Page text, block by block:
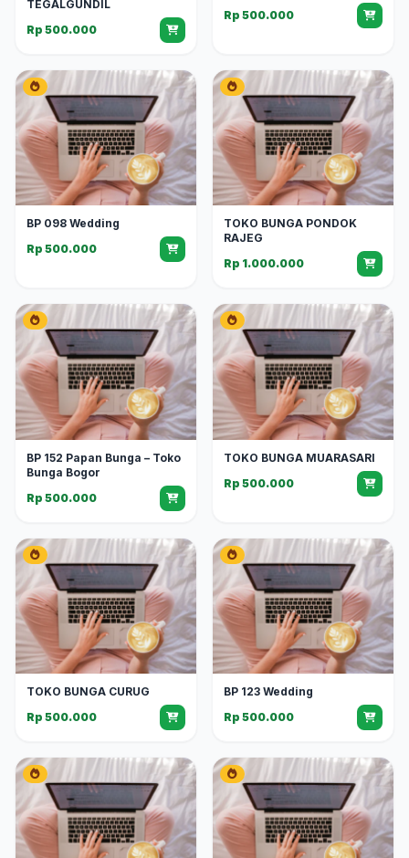
TEGALGUNDIL
Rp 500.000
Rp 500.000
BP 098 Wedding
Rp 500.000
TOKO BUNGA PONDOK
RAJEG
Rp 1.000.000
BP 152 Papan Bunga – Toko
Bunga Bogor
Rp 500.000
TOKO BUNGA MUARASARI
Rp 500.000
TOKO BUNGA CURUG
Rp 500.000
BP 123 Wedding
Rp 500.000